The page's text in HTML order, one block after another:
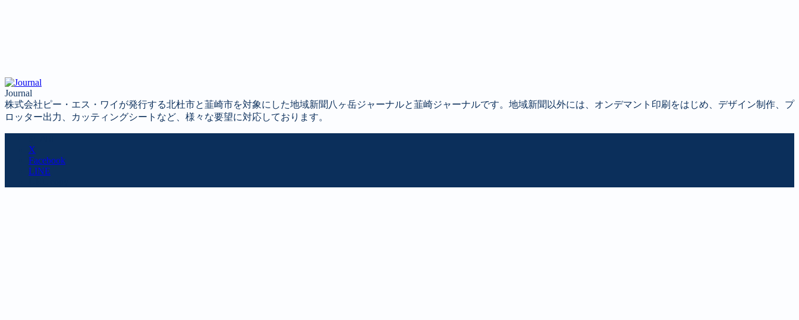
Journal
株式会社ピー・エス・ワイが発行する北杜市と韮崎市を対象にした地域新聞八ヶ岳ジャーナルと韮崎ジャーナルです。地域新聞以外には、オンデマント印刷をはじめ、デザイン制作、プ
ロッター出力、カッティングシートなど、様々な要望に対応しております。
X
Facebook
LINE